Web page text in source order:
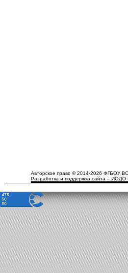
Авторское право © 2014-2026 ФГБОУ ВО
Разработка и поддержка сайта – ИОДО